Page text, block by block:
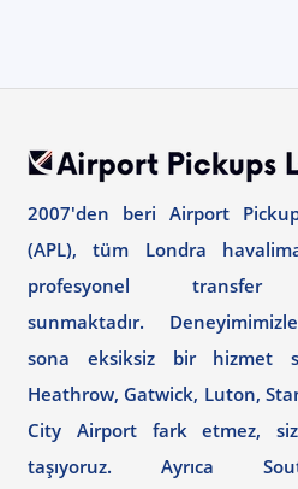
2007'den beri Airport
(APL), tüm Londra
profesyonel transfer
sunmaktadır.
sona eksiksiz bir hizmet
Heathrow, Gatwick, Luton,
City Airport fark etmez,
taşıyoruz. Ayrıca